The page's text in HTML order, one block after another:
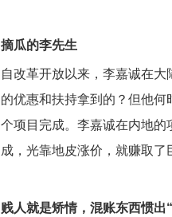
摘瓜的李先生
自改革开放以来，李嘉诚在
的优惠和扶持拿到的？但他何
个项目完成。李嘉诚在内地
成，光靠地皮涨价，就赚取了
贱人就是矫情，混账东西惯出“